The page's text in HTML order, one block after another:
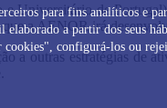
para fins analíticos e
elaborado a partir dos seus
configurá-los ou
Universitário de
a AENOR irá
a outras estratégias